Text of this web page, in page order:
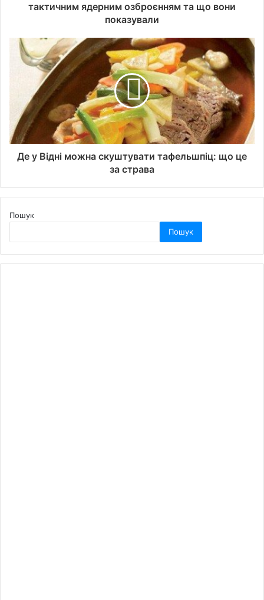
тактичним ядерним озброєнням та що вони
показували
Де у Відні можна скуштувати тафельшпіц: що це
за страва
Пошук
Пошук